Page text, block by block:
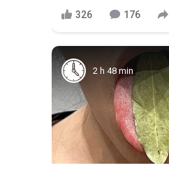
326 176
2 h 48 min